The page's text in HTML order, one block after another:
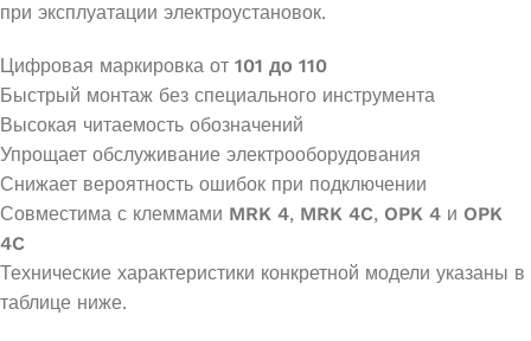
при эксплуатации электроустановок.
Цифровая маркировка от 101 до 110
Быстрый монтаж без специального инструмента
Высокая читаемость обозначений
Упрощает обслуживание электрооборудования
Снижает вероятность ошибок при подключении
Совместима с клеммами MRK 4, MRK 4C, OPK 4 и OPK
4C
Технические характеристики конкретной модели указаны в
таблице ниже.